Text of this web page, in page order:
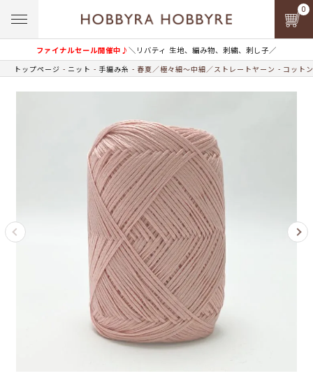
ファイナルセール開催中♪＼リバティ 生地、編み物、刺繍、刺し子／
0
トップページ ニット 手編み糸 春夏／極々細～中細／ストレートヤーン コット